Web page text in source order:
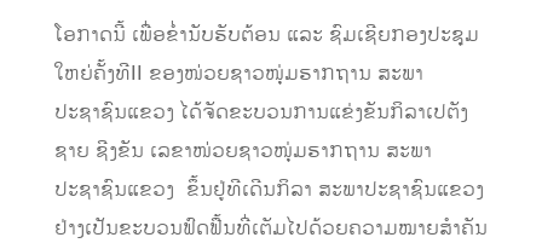
​ໂອກາດນີ້ ເພື່ອຂໍ່ານັບຮັບຕ້ອນ ແລະ ຊົມເຊີຍກອງປະຊຸມ
ໃຫຍ່ຄັ້ງທີII ຂອງໜ່ວຍຊາວໜຸ່ມຮາກຖານ ສະພາ
ປະຊາຊົນແຂວງ ໄດ້ຈັດຂະບວນການແຂ່ງຂັນກິລາເປຕັງ
ຊາຍ ຊີງຂັນ ເລຂາໜ່ວຍຊາວໜຸ່ມຮາກຖານ ສະພາ
ປະຊາຊົນແຂວງ ຂຶ້ນຢູ່ທີເດີນກິລາ ສະພາປະຊາຊົນແຂວງ
ຢ່າງເປັນຂະບວນຟົດຟື້ນທີ່ເຕັມໄປດ້ວຍຄວາມໝາຍສຳຄັນ